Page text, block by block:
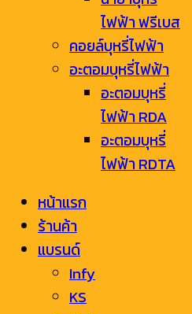
ไฟฟ้า ฟรีเบส
คอยล์บุหรี่ไฟฟ้า
อะตอมบุหรี่ไฟฟ้า
อะตอมบุหรี่
ไฟฟ้า RDA
อะตอมบุหรี่
ไฟฟ้า RDTA
หน้าแรก
ร้านค้า
แบรนด์
Infy
KS